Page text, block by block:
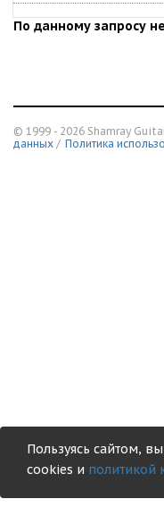
По данному запросу
© 1999 - 2026 Shamray
данных / Политика
Пользуясь сайтом,
cookies и политикой